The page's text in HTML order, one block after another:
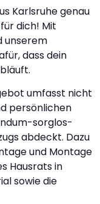
Karlsruhe genau
für dich! Mit
unserem
dass dein
umfasst nicht
persönlichen
sorglos-
abdeckt. Dazu
und Montage
Hausrats in
sowie die